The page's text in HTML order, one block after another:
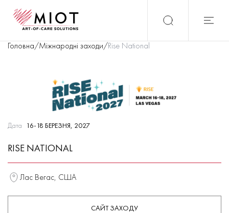
Головна/Міжнародні заходи/Rise National
Дата 16-18 БЕРЕЗНЯ, 2027
RISE NATIONAL
Лас Вегас, США
САЙТ ЗАХОДУ